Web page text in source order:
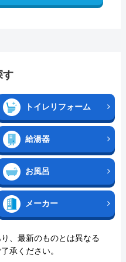
す
トイレリフォーム
給湯器
お風呂
メーカー
、最新のものとは異なる
承ください。